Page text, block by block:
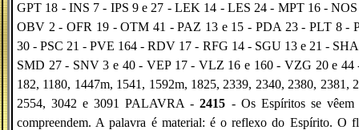
GPT 18 - INS 7 - IPS 9 e 27 - LEK 14 - LES 24 - MPT 16 -
OBV 2 - OFR 19 - OTM 41 - PAZ 13 e 15 - PDA 23 - PLT 8 -
30 - PSC 21 - PVE 164 - RDV 17 - RFG 14 - SGU 13 e 21 -
SMD 27 - SNV 3 e 40 - VEP 17 - VLZ 16 e 160 - VZG 20 e 44
182, 1180, 1447m, 1541, 1592m, 1825, 2339, 2340, 2380, 2381,
2554, 3042 e 3091 PALAVRA -2415 - Os Espíritos se vêem
compreendem. A palavra é material: é o reflexo do Espírito. O